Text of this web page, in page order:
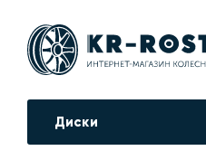
Диски